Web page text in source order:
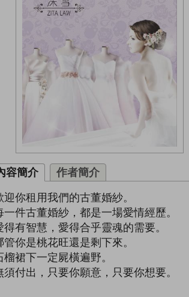
容簡介 作者簡介
迎你租用我們的古董婚紗。
一件古董婚紗，都是一場愛情經歷。
得有智慧，愛得合乎靈魂的需要。
管你是桃花旺還是剩下來。
榴裙下一定屍橫遍野。
須付出，只要你願意，只要你想要。